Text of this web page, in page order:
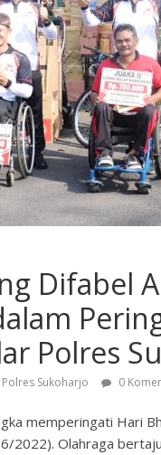
Difabel
Polres
Sukoharjo 0
memperingati Hari
2022). Olahraga